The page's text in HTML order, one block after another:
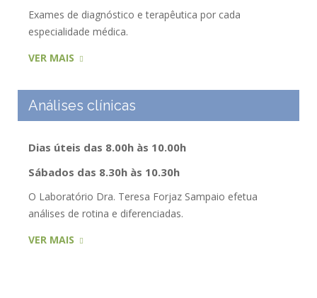
Exames de diagnóstico e terapêutica por cada
especialidade médica.
VER MAIS
Análises clínicas
Dias úteis das 8.00h às 10.00h
Sábados das 8.30h às 10.30h
O Laboratório Dra. Teresa Forjaz Sampaio efetua
análises de rotina e diferenciadas.
VER MAIS